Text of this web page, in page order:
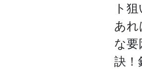
ト
あ
な
訣！